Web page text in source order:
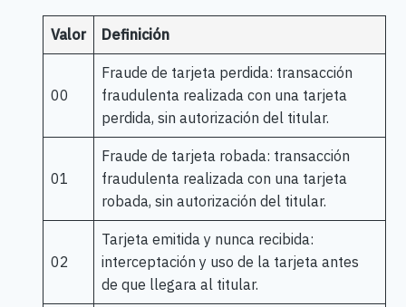
Valor Definición
00
Fraude de tarjeta perdida: transacción
fraudulenta realizada con una tarjeta
perdida, sin autorización del titular.
01
Fraude de tarjeta robada: transacción
fraudulenta realizada con una tarjeta
robada, sin autorización del titular.
02
Tarjeta emitida y nunca recibida:
interceptación y uso de la tarjeta antes
de que llegara al titular.